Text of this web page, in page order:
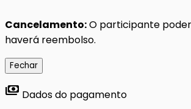
Cancelamento:O participante
haverá reembolso.
Fechar
payments Dados do pagamento